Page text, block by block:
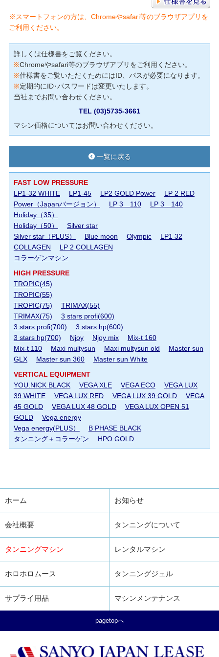
※スマートフォンの方は、Chromeやsafari等のブラウザアプリを
ご利用ください。
詳しくは仕様書をご覧ください。
※Chromeやsafari等のブラウザアプリをご利用ください。
※仕様書をご覧いただくためにはID、パスが必要になります。
※定期的にID･パスワードは変更いたします。
当社までお問い合わせください。
TEL (03)5735-3661
マシン価格についてはお問い合わせください。
一覧に戻る
FAST LOW PRESSURE
LP1-32 WHITE
LP1-45 LP2 GOLD Power
LP 2 RED
Power（Japanバージョン）
LP 3 110
LP 3 140
Holiday（35）
Holiday（50）
Silver star
Silver star（PLUS）
Blue moon Olympic
LP1 32
COLLAGEN
LP 2 COLLAGEN
コラーゲンマシン
HIGH PRESSURE
TROPIC(45)
TROPIC(55)
TROPIC(75)
TRIMAX(55)
TRIMAX(75)
3 stars profi(600)
3 stars profi(700)
3 stars hp(600)
3 stars hp(700)
Njoy Njoy mix
Mix-t 160
Mix-t 110
Maxi multysun Maxi multysun old
Master sun
GLX
Master sun 360
Master sun White
VERTICAL EQUIPMENT
YOU.NICK BLACK
VEGA XLE VEGA ECO
VEGA LUX
39 WHITE
VEGA LUX RED VEGA LUX 39 GOLD
VEGA
45 GOLD
VEGA LUX 48 GOLD
VEGA LUX OPEN 51
GOLD
Vega energy
Vega energy(PLUS）
B PHASE BLACK
タンニング＋コラーゲン
HPO GOLD
ホーム お知らせ
会社概要 タンニングについて
タンニングマシン レンタルマシン
ホロホロムース タンニングジェル
サプライ用品 マシンメンテナンス
pagetopへ